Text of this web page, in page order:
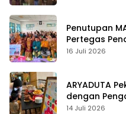
Penutupan
Pertegas
Karakter
16 Juli 2026
ARYADUTA
dengan
14 Juli 2026